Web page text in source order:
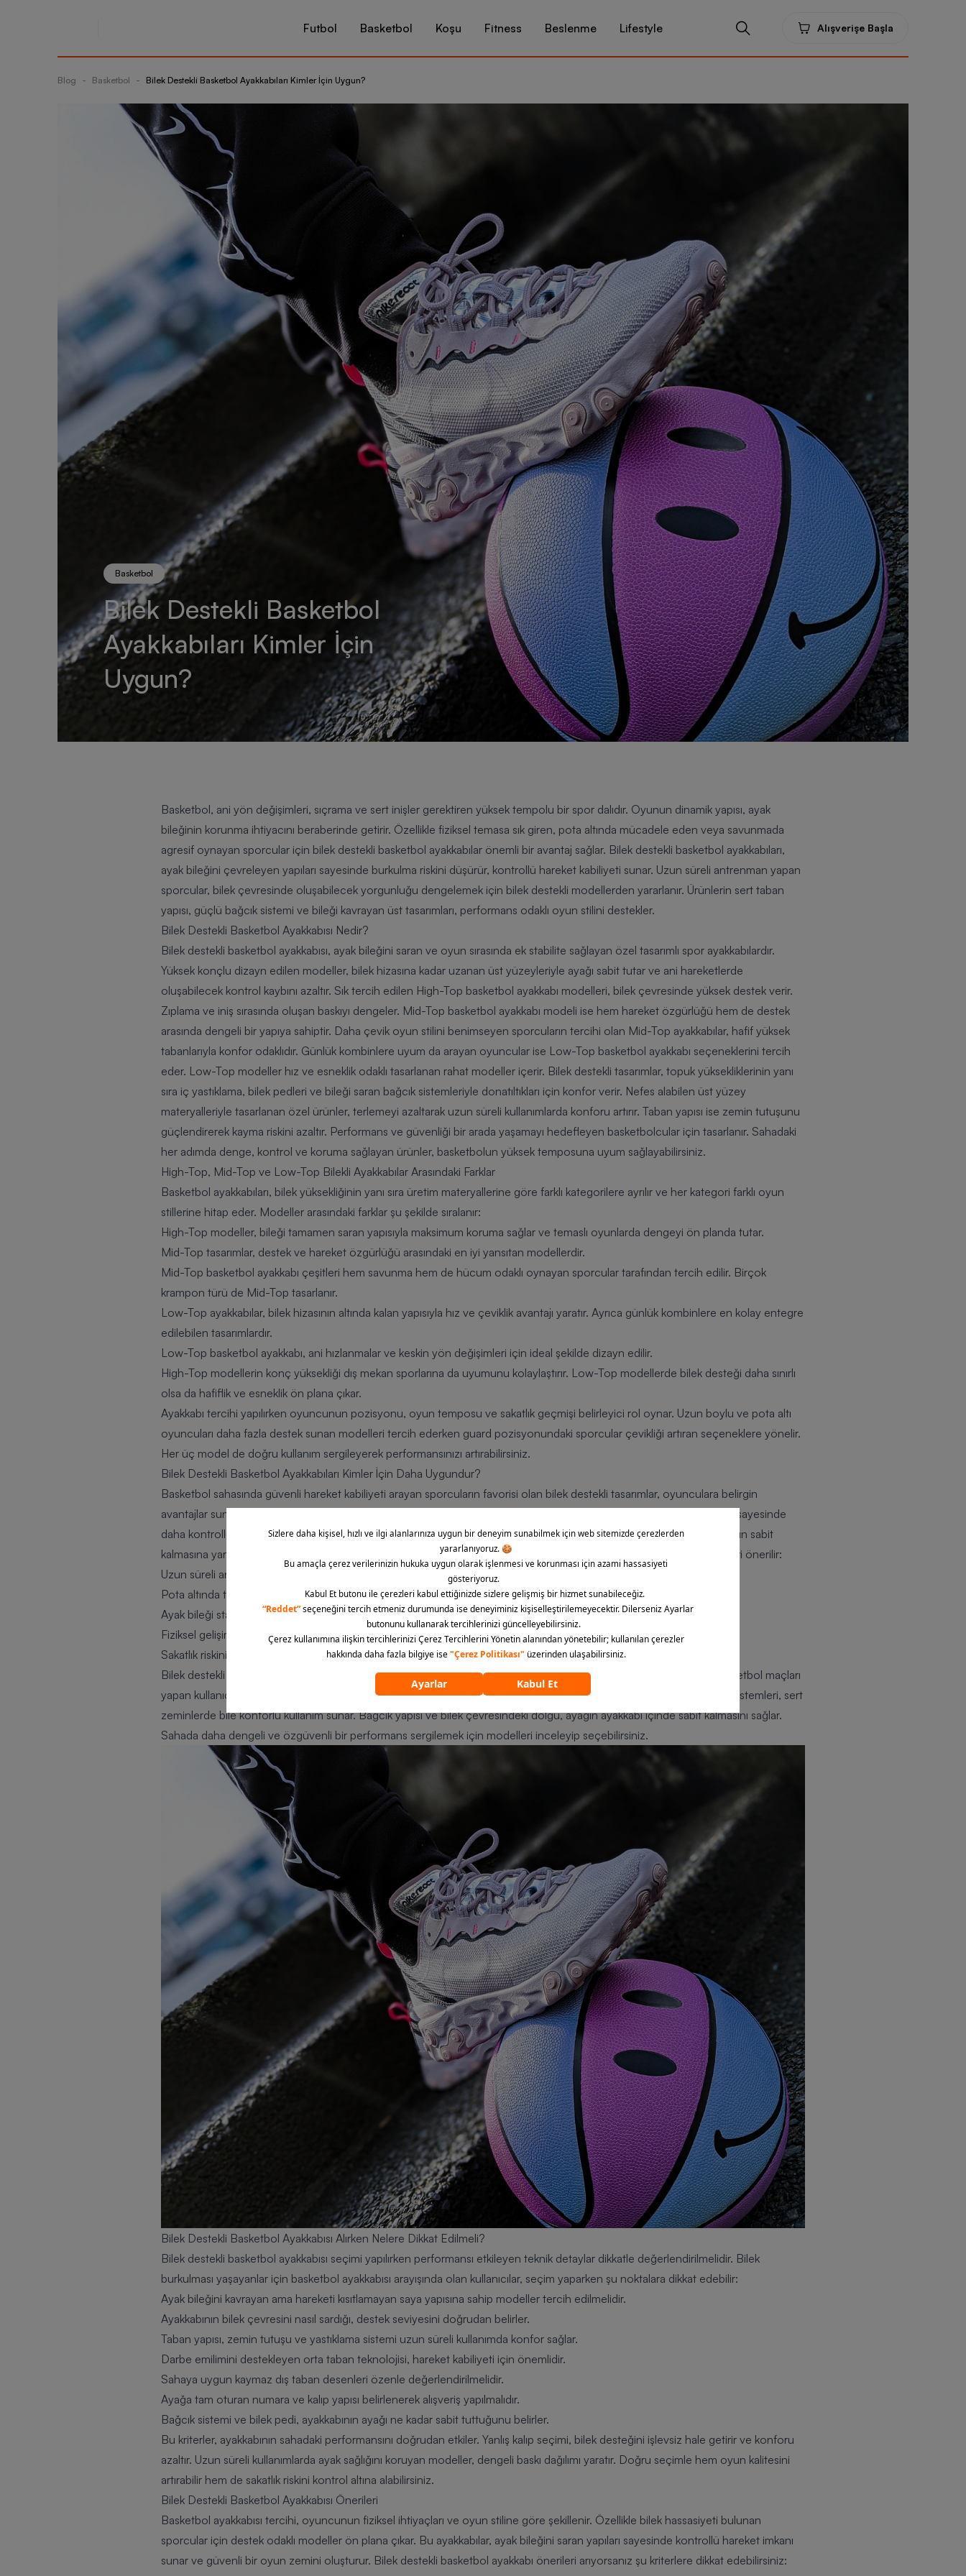
Futbol Basketbol Koşu Fitness Beslenme Lifestyle Alışverişe Başla
Blog - Basketbol - Bilek Destekli Basketbol Ayakkabıları Kimler İçin Uygun?
Basketbol
Bilek Destekli Basketbol
Ayakkabıları Kimler İçin
Uygun?
Basketbol, ani yön değişimleri, sıçrama ve sert inişler gerektiren yüksek tempolu bir spor dalıdır. Oyunun dinamik yapısı, ayak
bileğinin korunma ihtiyacını beraberinde getirir. Özellikle fiziksel temasa sık giren, pota altında mücadele eden veya savunmada
agresif oynayan sporcular için bilek destekli basketbol ayakkabılar önemli bir avantaj sağlar. Bilek destekli basketbol ayakkabıları,
ayak bileğini çevreleyen yapıları sayesinde burkulma riskini düşürür, kontrollü hareket kabiliyeti sunar. Uzun süreli antrenman yapan
sporcular, bilek çevresinde oluşabilecek yorgunluğu dengelemek için bilek destekli modellerden yararlanır. Ürünlerin sert taban
yapısı, güçlü bağcık sistemi ve bileği kavrayan üst tasarımları, performans odaklı oyun stilini destekler.
Bilek Destekli Basketbol Ayakkabısı Nedir?
Bilek destekli basketbol ayakkabısı, ayak bileğini saran ve oyun sırasında ek stabilite sağlayan özel tasarımlı spor ayakkabılardır.
Yüksek konçlu dizayn edilen modeller, bilek hizasına kadar uzanan üst yüzeyleriyle ayağı sabit tutar ve ani hareketlerde
oluşabilecek kontrol kaybını azaltır. Sık tercih edilen High-Top basketbol ayakkabı modelleri, bilek çevresinde yüksek destek verir.
Zıplama ve iniş sırasında oluşan baskıyı dengeler. Mid-Top basketbol ayakkabı modeli ise hem hareket özgürlüğü hem de destek
arasında dengeli bir yapıya sahiptir. Daha çevik oyun stilini benimseyen sporcuların tercihi olan Mid-Top ayakkabılar, hafif yüksek
tabanlarıyla konfor odaklıdır. Günlük kombinlere uyum da arayan oyuncular ise Low-Top basketbol ayakkabı seçeneklerini tercih
eder. Low-Top modeller hız ve esneklik odaklı tasarlanan rahat modeller içerir. Bilek destekli tasarımlar, topuk yüksekliklerinin yanı
sıra iç yastıklama, bilek pedleri ve bileği saran bağcık sistemleriyle donatıltıkları için konfor verir. Nefes alabilen üst yüzey
materyalleriyle tasarlanan özel ürünler, terlemeyi azaltarak uzun süreli kullanımlarda konforu artırır. Taban yapısı ise zemin tutuşunu
güçlendirerek kayma riskini azaltır. Performans ve güvenliği bir arada yaşamayı hedefleyen basketbolcular için tasarlanır. Sahadaki
her adımda denge, kontrol ve koruma sağlayan ürünler, basketbolun yüksek temposuna uyum sağlayabilirsiniz.
High-Top, Mid-Top ve Low-Top Bilekli Ayakkabılar Arasındaki Farklar
Basketbol ayakkabıları, bilek yüksekliğinin yanı sıra üretim materyallerine göre farklı kategorilere ayrılır ve her kategori farklı oyun
stillerine hitap eder. Modeller arasındaki farklar şu şekilde sıralanır:
High-Top modeller, bileği tamamen saran yapısıyla maksimum koruma sağlar ve temaslı oyunlarda dengeyi ön planda tutar.
Mid-Top tasarımlar, destek ve hareket özgürlüğü arasındaki en iyi yansıtan modellerdir.
Mid-Top basketbol ayakkabı çeşitleri hem savunma hem de hücum odaklı oynayan sporcular tarafından tercih edilir. Birçok
krampon türü de Mid-Top tasarlanır.
Low-Top ayakkabılar, bilek hizasının altında kalan yapısıyla hız ve çeviklik avantajı yaratır. Ayrıca günlük kombinlere en kolay entegre
edilebilen tasarımlardır.
Low-Top basketbol ayakkabı, ani hızlanmalar ve keskin yön değişimleri için ideal şekilde dizayn edilir.
High-Top modellerin konç yüksekliği dış mekan sporlarına da uyumunu kolaylaştırır. Low-Top modellerde bilek desteği daha sınırlı
olsa da hafiflik ve esneklik ön plana çıkar.
Ayakkabı tercihi yapılırken oyuncunun pozisyonu, oyun temposu ve sakatlık geçmişi belirleyici rol oynar. Uzun boylu ve pota altı
oyuncuları daha fazla destek sunan modelleri tercih ederken guard pozisyonundaki sporcular çevikliği artıran seçeneklere yönelir.
Her üç model de doğru kullanım sergileyerek performansınızı artırabilirsiniz.
Bilek Destekli Basketbol Ayakkabıları Kimler İçin Daha Uygundur?
Basketbol sahasında güvenli hareket kabiliyeti arayan sporcuların favorisi olan bilek destekli tasarımlar, oyunculara belirgin
avantajlar sunar. Özellikle fiziksel temasın yoğun olduğu pozisyonlarda oynayan bireyler, ayak bileğini saran modeller sayesinde
daha kontrollü adımlar atar. Ürünler, dengeyi ön planda tutan oyun anlayışını destekler ve ani yön değişimlerinde ayağın sabit
kalmasına yardımcı olur. “Bilek destekli basketbol ayakkabısı kimler için uygun?” sorusuna cevaben şu kullanıcı profilleri önerilir:
Uzun süreli antrenman yapan ve bilek yorgunluğu yaşayan sporcular için uygundur.
Pota altında temaslı oyun stilini benimseyen oyuncular açısından idealdir.
Ayak bileği stabilitesini artırmak isteyen amatör basketbolculara hitap eder.
Fiziksel gelişim sürecindeki genç sporcuların ihtiyaçlarına cevap verir.
Sakatlık riskini azaltmak isteyen herkes için elverişli modeller mevcuttur.
Bilek destekli ayakkabıların kullanıcı kitlesi sadece profesyonel oyuncular değildir. Hafta sonu için dış mekanlarda basketbol maçları
yapan kullanıcılar ve outdoor etkinliklerini sevenler için de koruyucu bir ekipman işlevi görür. Destekleyici yastıklama sistemleri, sert
zeminlerde bile konforlu kullanım sunar. Bağcık yapısı ve bilek çevresindeki dolgu, ayağın ayakkabı içinde sabit kalmasını sağlar.
Sahada daha dengeli ve özgüvenli bir performans sergilemek için modelleri inceleyip seçebilirsiniz.
Bilek Destekli Basketbol Ayakkabısı Alırken Nelere Dikkat Edilmeli?
Bilek destekli basketbol ayakkabısı seçimi yapılırken performansı etkileyen teknik detaylar dikkatle değerlendirilmelidir. Bilek
burkulması yaşayanlar için basketbol ayakkabısı arayışında olan kullanıcılar, seçim yaparken şu noktalara dikkat edebilir:
Ayak bileğini kavrayan ama hareketi kısıtlamayan saya yapısına sahip modeller tercih edilmelidir.
Ayakkabının bilek çevresini nasıl sardığı, destek seviyesini doğrudan belirler.
Taban yapısı, zemin tutuşu ve yastıklama sistemi uzun süreli kullanımda konfor sağlar.
Darbe emilimini destekleyen orta taban teknolojisi, hareket kabiliyeti için önemlidir.
Sahaya uygun kaymaz dış taban desenleri özenle değerlendirilmelidir.
Ayağa tam oturan numara ve kalıp yapısı belirlenerek alışveriş yapılmalıdır.
Bağcık sistemi ve bilek pedi, ayakkabının ayağı ne kadar sabit tuttuğunu belirler.
Bu kriterler, ayakkabının sahadaki performansını doğrudan etkiler. Yanlış kalıp seçimi, bilek desteğini işlevsiz hale getirir ve konforu
azaltır. Uzun süreli kullanımlarda ayak sağlığını koruyan modeller, dengeli baskı dağılımı yaratır. Doğru seçimle hem oyun kalitesini
artırabilir hem de sakatlık riskini kontrol altına alabilirsiniz.
Bilek Destekli Basketbol Ayakkabısı Önerileri
Basketbol ayakkabısı tercihi, oyuncunun fiziksel ihtiyaçları ve oyun stiline göre şekillenir. Özellikle bilek hassasiyeti bulunan
sporcular için destek odaklı modeller ön plana çıkar. Bu ayakkabılar, ayak bileğini saran yapıları sayesinde kontrollü hareket imkanı
sunar ve güvenli bir oyun zemini oluşturur. Bilek destekli basketbol ayakkabı önerileri arıyorsanız şu kriterlere dikkat edebilirsiniz: